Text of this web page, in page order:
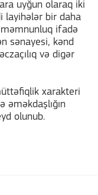
uyğun olaraq iki
layihələr bir daha
məmnunluq ifadə
sənayesi, kənd
və digər
xarakteri
əməkdaşlığın
olunub.